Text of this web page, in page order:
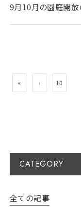
9月10月の園庭開
« ‹ 10
CATEGORY
全ての記事